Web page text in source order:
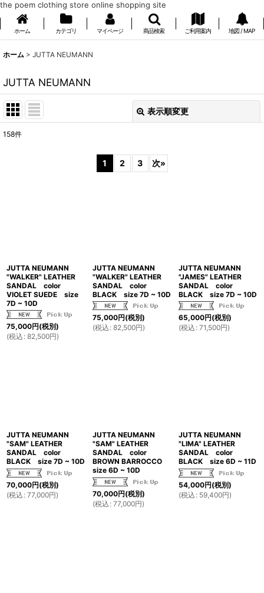
the poem clothing store online shopping site
ホーム カテゴリ マイページ 商品検索 ご利用案内 地図 / MAP
ホーム > JUTTA NEUMANN
JUTTA NEUMANN
表示順変更
158件
1 2 3 次»
JUTTA NEUMANN
"WALKER" LEATHER
SANDAL color
VIOLET SUEDE size
7D ~ 10D
75,000円(税別)
(税込 : 82,500円)
JUTTA NEUMANN
"WALKER" LEATHER
SANDAL color
BLACK size 7D ~ 10D
75,000円(税別)
(税込 : 82,500円)
JUTTA NEUMANN
"JAMES" LEATHER
SANDAL color
BLACK size 7D ~ 10D
65,000円(税別)
(税込 : 71,500円)
JUTTA NEUMANN
"SAM" LEATHER
SANDAL color
BLACK size 7D ~ 10D
70,000円(税別)
(税込 : 77,000円)
JUTTA NEUMANN
"SAM" LEATHER
SANDAL color
BROWN BARROCCO
size 6D ~ 10D
70,000円(税別)
(税込 : 77,000円)
JUTTA NEUMANN
"LIMA" LEATHER
SANDAL color
BLACK size 6D ~ 11D
54,000円(税別)
(税込 : 59,400円)